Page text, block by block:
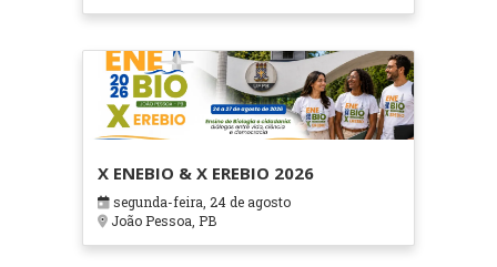
X ENEBIO & X EREBIO 2026
segunda-feira, 24 de agosto
João Pessoa, PB